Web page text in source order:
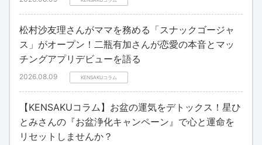
松村沙友理さんがママを務める「スナックゴージャ
ス」がオープン！二瓶有加さんが恋愛の本音とマッ
チングアプリデビューを語る
2026.08.09 KENSAKUコラム
【KENSAKUコラム】お盆の運気をデトックス！星ひ
とみさんの『お盆浄化キャンペーン』で心と運命を
リセットしませんか？